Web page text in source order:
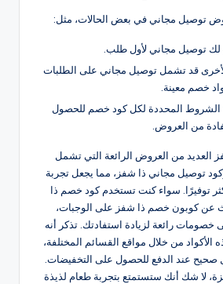
توصيل مجاني في بعض الحالات، مثل:
لك توصيل مجاني لأول طلب.
قد تشمل توصيل مجاني على الطلبات
خصم معينة.
الشروط المحددة لكل كود خصم للحصول
من العروض.
العديد من العروض الرائعة التي تشمل
توصيل مجاني ذا شفز، مما يجعل تجربة
توفيرًا. سواء كنت تستخدم كود خصم ذا
عن كوبون خصم ذا شفز على الوجبات،
خصومات رائعة لزيادة استفادتك. تذكر أنه
من خلال مواقع القسائم المختلفة،
صحيح عند الدفع للحصول على التخفيضات.
لا شك أنك ستستمتع بتجربة طعام لذيذة